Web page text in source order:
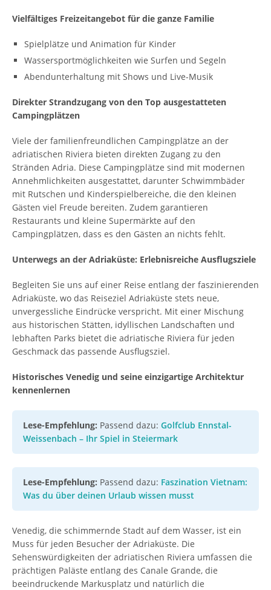
Vielfältiges Freizeitangebot für die ganze Familie
Spielplätze und Animation für Kinder
Wassersportmöglichkeiten wie Surfen und Segeln
Abendunterhaltung mit Shows und Live-Musik
Direkter Strandzugang von den Top ausgestatteten
Campingplätzen
Viele der familienfreundlichen Campingplätze an der
adriatischen Riviera bieten direkten Zugang zu den
Stränden Adria. Diese Campingplätze sind mit modernen
Annehmlichkeiten ausgestattet, darunter Schwimmbäder
mit Rutschen und Kinderspielbereiche, die den kleinen
Gästen viel Freude bereiten. Zudem garantieren
Restaurants und kleine Supermärkte auf den
Campingplätzen, dass es den Gästen an nichts fehlt.
Unterwegs an der Adriaküste: Erlebnisreiche Ausflugsziele
Begleiten Sie uns auf einer Reise entlang der faszinierenden
Adriaküste, wo das Reiseziel Adriaküste stets neue,
unvergessliche Eindrücke verspricht. Mit einer Mischung
aus historischen Stätten, idyllischen Landschaften und
lebhaften Parks bietet die adriatische Riviera für jeden
Geschmack das passende Ausflugsziel.
Historisches Venedig und seine einzigartige Architektur
kennenlernen
Lese-Empfehlung: Passend dazu: Golfclub Ennstal-
Weissenbach – Ihr Spiel in Steiermark
Lese-Empfehlung: Passend dazu: Faszination Vietnam:
Was du über deinen Urlaub wissen musst
Venedig, die schimmernde Stadt auf dem Wasser, ist ein
Muss für jeden Besucher der Adriaküste. Die
Sehenswürdigkeiten der adriatischen Riviera umfassen die
prächtigen Paläste entlang des Canale Grande, die
beeindruckende Markusplatz und natürlich die